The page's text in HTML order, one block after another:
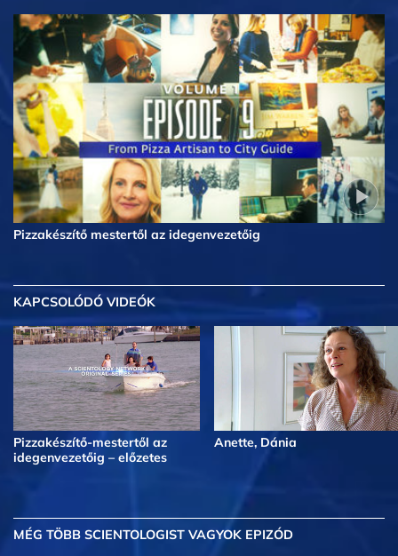
Pizzakészítő mestertől az idegenvezetőig
KAPCSOLÓDÓ VIDEÓK
Pizzakészítő-mestertől az
idegenvezetőig – előzetes
Anette, Dánia
MÉG TÖBB SCIENTOLOGIST VAGYOK EPIZÓD